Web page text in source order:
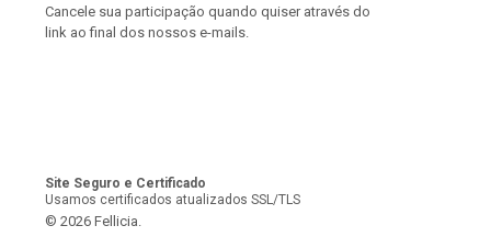
Cancele sua participação quando quiser através do
link ao final dos nossos e-mails.
Site Seguro e Certificado
Usamos certificados atualizados SSL/TLS
© 2026 Fellicia.